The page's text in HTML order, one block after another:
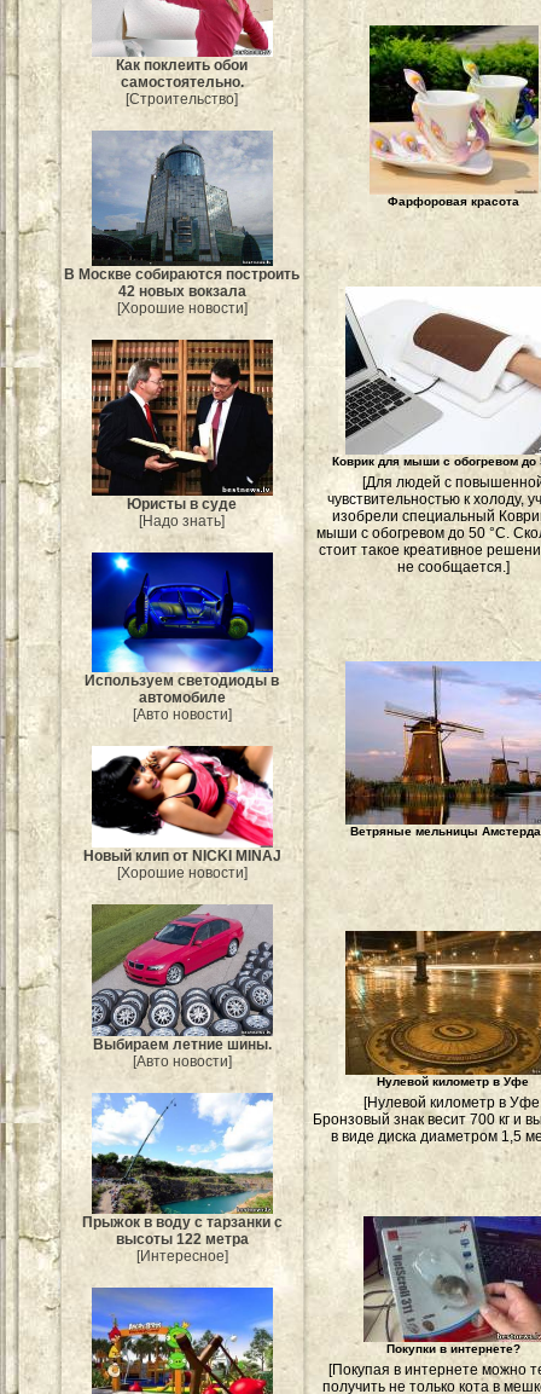
Как поклеить обои
самостоятельно.
[Строительство]
В Москве собираются построить
42 новых вокзала
[Хорошие новости]
Юристы в суде
[Надо знать]
Используем светодиоды в
автомобиле
[Авто новости]
Новый клип от NICKI MINAJ
[Хорошие новости]
Выбираем летние шины.
[Авто новости]
Прыжок в воду с тарзанки с
высоты 122 метра
[Интересное]
Фарфоровая красота
Коврик для мыши с обогревом до
[Для людей с
чувствительностью к холоду,
изобрели специальный
мыши с обогревом до 50 °С.
стоит такое креативное
не сообщается.]
Ветряные мельницы
Нулевой километр в Уфе
[Нулевой километр в
Бронзовый знак весит 700 кг и
в виде диска диаметром 1,5
Покупки в интернете?
[Покупая в интернете можно
получить не только кота в